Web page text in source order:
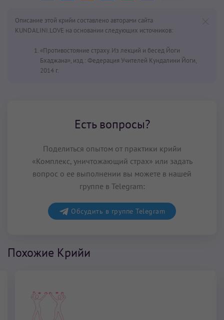
Описание этой крийи составлено авторами сайта
KUNDALINI.LOVE на основании следующих источников:
«Противостояние страху. Из лекций и бесед Йоги
Бхаджана», изд.: Федерация Учителей Кундалини Йоги,
2014 г.
Есть вопросы?
Поделиться опытом от практики крийи
«Комплекс, уничтожающий страх» или задать
вопрос о ее выполнении вы можете в нашей
группе в Telegram:
Обсудить в группе Telegram
Похожие Крийи